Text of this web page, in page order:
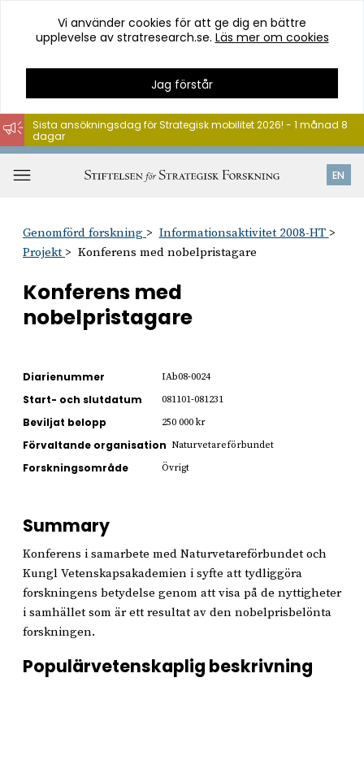
Hoppa
till
innehåll
Vi använder cookies för att ge dig en bättre
upplevelse av stratresearch.se. Läs mer om cookies
Jag förstår
EN
Sista ansökningsdag för Strategisk mobilitet 2026! - 1 månad 8
dagar
Genomförd forskning
Informationsaktivitet 2008-HT
Projekt
Konferens med nobelpristagare
Konferens med
nobelpristagare
Diarienummer IAb08-0024
Start- och slutdatum 081101-081231
Beviljat belopp 250 000 kr
Förvaltande organisation Naturvetareförbundet
Forskningsområde Övrigt
Summary
Konferens i samarbete med Naturvetareförbundet och
Kungl Vetenskapsakademien i syfte att tydliggöra
forskningens betydelse genom att visa på de nyttigheter
i samhället som är ett resultat av den nobelprisbelönta
forskningen.
Populärvetenskaplig beskrivning